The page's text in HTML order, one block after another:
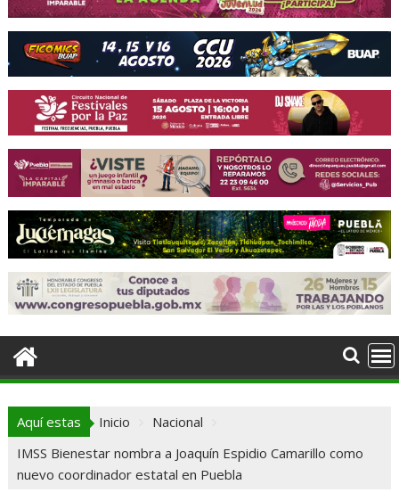
Aquí estas Inicio
Nacional
IMSS Bienestar nombra a Joaquín Espidio Camarillo como
nuevo coordinador estatal en Puebla